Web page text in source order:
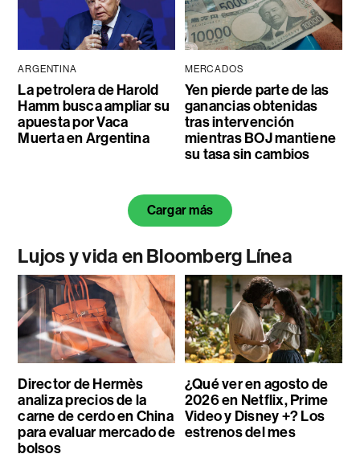
ARGENTINA
La petrolera de Harold
Hamm busca ampliar su
apuesta por Vaca
Muerta en Argentina
MERCADOS
Yen pierde parte de las
ganancias obtenidas
tras intervención
mientras BOJ mantiene
su tasa sin cambios
Cargar más
Lujos y vida en Bloomberg Línea
Director de Hermès
analiza precios de la
carne de cerdo en China
para evaluar mercado de
bolsos
¿Qué ver en agosto de
2026 en Netflix, Prime
Video y Disney +? Los
estrenos del mes